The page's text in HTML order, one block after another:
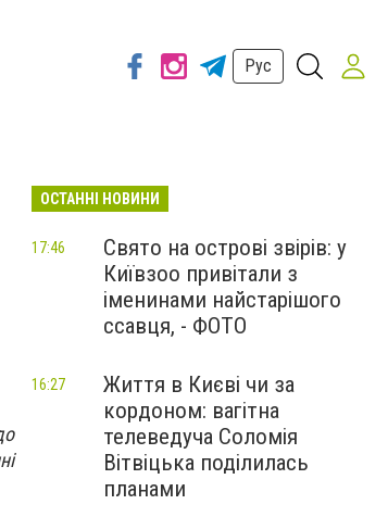
Рус
ОСТАННІ НОВИНИ
Свято на острові звірів: у
Київзоо привітали з
іменинами найстарішого
ссавця, - ФОТО
17:46
Життя в Києві чи за
кордоном: вагітна
телеведуча Соломія
Вітвіцька поділилась
планами
16:27